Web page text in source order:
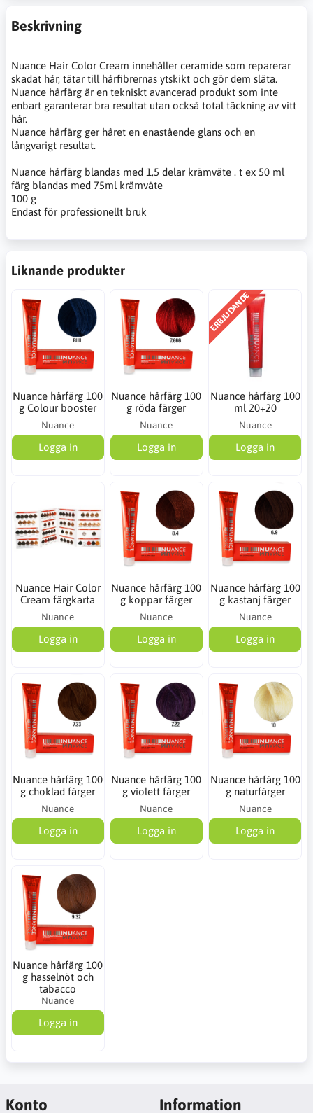
Beskrivning
Nuance Hair Color Cream innehåller ceramide som reparerar
skadat hår, tätar till hårfibrernas ytskikt och gör dem släta.
Nuance hårfärg är en tekniskt avancerad produkt som inte
enbart garanterar bra resultat utan också total täckning av vitt
hår.
Nuance hårfärg ger håret en enastående glans och en
långvarigt resultat.
Nuance hårfärg blandas med 1,5 delar krämväte . t ex 50 ml
färg blandas med 75ml krämväte
100 g
Endast för professionellt bruk
Liknande produkter
Nuance hårfärg 100
g Colour booster
Nuance
Logga in
Nuance hårfärg 100
g röda färger
Nuance
Logga in
ERBJUDANDE
Nuance hårfärg 100
ml 20+20
Nuance
Logga in
Nuance Hair Color
Cream färgkarta
Nuance
Logga in
Nuance hårfärg 100
g koppar färger
Nuance
Logga in
Nuance hårfärg 100
g kastanj färger
Nuance
Logga in
Nuance hårfärg 100
g choklad färger
Nuance
Logga in
Nuance hårfärg 100
g violett färger
Nuance
Logga in
Nuance hårfärg 100
g naturfärger
Nuance
Logga in
Nuance hårfärg 100
g hasselnöt och
tabacco
Nuance
Logga in
Konto Information